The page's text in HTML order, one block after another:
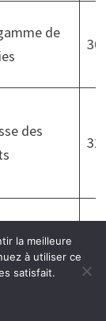
de
des
service,
la meilleure
à utiliser ce
satisfait.